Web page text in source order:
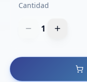
Cantidad
1